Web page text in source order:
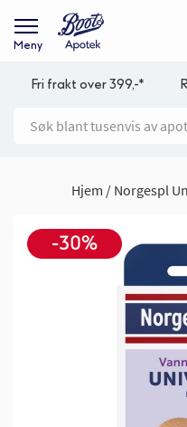
Meny
Fri frakt over 399,-*
Hjem Norgespl